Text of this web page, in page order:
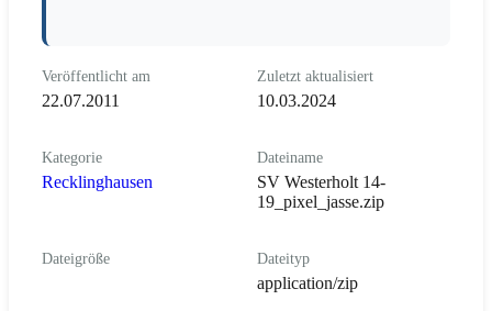
Veröffentlicht am
22.07.2011
Zuletzt aktualisiert
10.03.2024
Kategorie
Recklinghausen
Dateiname
SV Westerholt 14-
19_pixel_jasse.zip
Dateigröße Dateityp
application/zip